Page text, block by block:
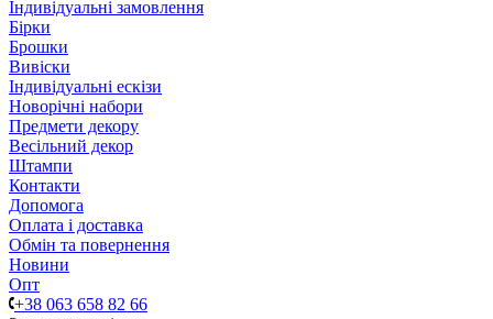
Індивідуальні замовлення
Бірки
Брошки
Вивіски
Індивідуальні ескізи
Новорічні набори
Предмети декору
Весільний декор
Штампи
Контакти
Допомога
Оплата і доставка
Обмін та повернення
Новини
Опт
+38 063 658 82 66